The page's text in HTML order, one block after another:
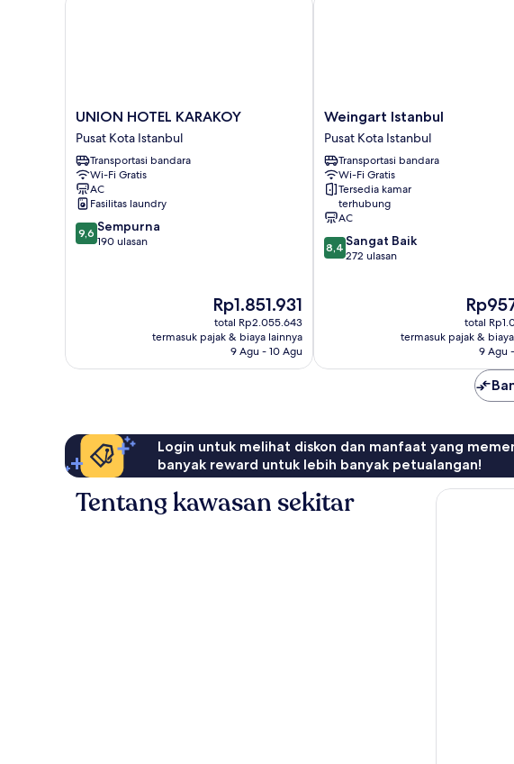
UNION
HOTEL
KARAKOY
Pusat
Kota
Istanbul
UNION HOTEL KARAKOY
Pusat Kota Istanbul
Transportasi bandara
Wi-Fi Gratis
AC
Fasilitas laundry
9.6
dari
9,6 Sempurna
190 ulasan
Harga
sekarang
Rp1.851.931
Rp1.851.931
total Rp2.055.643
termasuk pajak & biaya lainnya
9 Agu - 10 Agu
Weingart
Istanbul
Pusat
Kota
Istanbul
Weingart Istanbul
Pusat Kota Istanbul
Transportasi bandara
Wi-Fi Gratis
Tersedia kamar
terhubung
AC
8.4
dari
8,4 Sangat Baik
272 ulasan
Harga
sekarang
total
termasuk pajak &
9 Agu
Login untuk melihat diskon dan manfaat yang
banyak reward untuk lebih banyak petualangan!
Tentang kawasan sekitar